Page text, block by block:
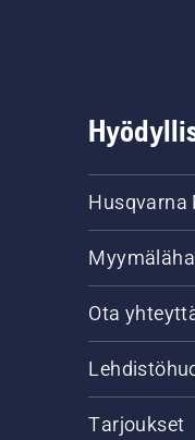
Husqvarna
Ota
Tarjoukset